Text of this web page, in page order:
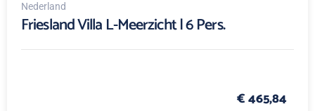
Nederland
Friesland Villa L-Meerzicht | 6 Pers.
€ 465,84